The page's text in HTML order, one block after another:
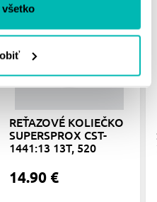
REŤAZOVÉ KOLIEČKO
SUPERSPROX CST-
1441:13 13T, 520
14.90 €